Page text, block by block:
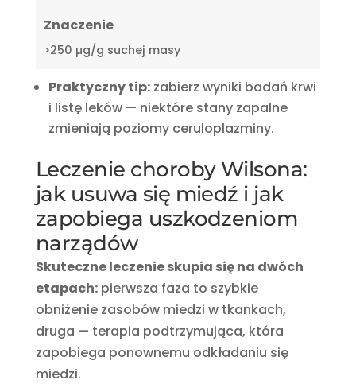
Znaczenie
>250 µg/g suchej masy
Praktyczny tip:zabierz wyniki badań krwi
i listę leków — niektóre stany zapalne
zmieniają poziomy ceruloplazminy.
Leczenie choroby Wilsona:
jak usuwa się miedź i jak
zapobiega uszkodzeniom
narządów
Skuteczne leczenie skupia się na dwóch
etapach:pierwsza faza to szybkie
obniżenie zasobów miedzi w tkankach,
druga — terapia podtrzymująca, która
zapobiega ponownemu odkładaniu się
miedzi.